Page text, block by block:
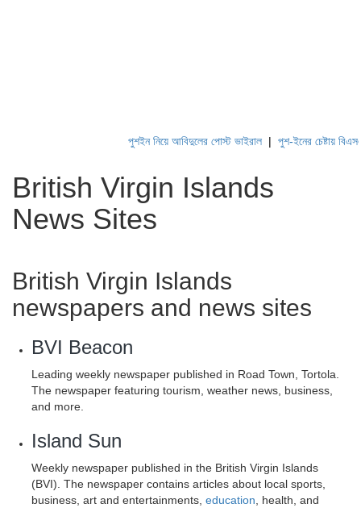
পুশইন নিয়ে আবিদুলের পোস্ট ভাইরাল|পুশ-ইনের চেষ্টায় বিএসএফ,
British Virgin Islands
News Sites
British Virgin Islands
newspapers and news sites
BVI Beacon
Leading weekly newspaper published in Road Town, Tortola.
The newspaper featuring tourism, weather news, business,
and more.
Island Sun
Weekly newspaper published in the British Virgin Islands
(BVI). The newspaper contains articles about local sports,
business, art and entertainments, education , health, and